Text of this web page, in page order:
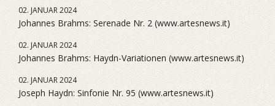
02. JANUAR 2024
Johannes Brahms: Serenade Nr. 2 (www.artesnews.it)
02. JANUAR 2024
Johannes Brahms: Haydn-Variationen (www.artesnews.it)
02. JANUAR 2024
Joseph Haydn: Sinfonie Nr. 95 (www.artesnews.it)